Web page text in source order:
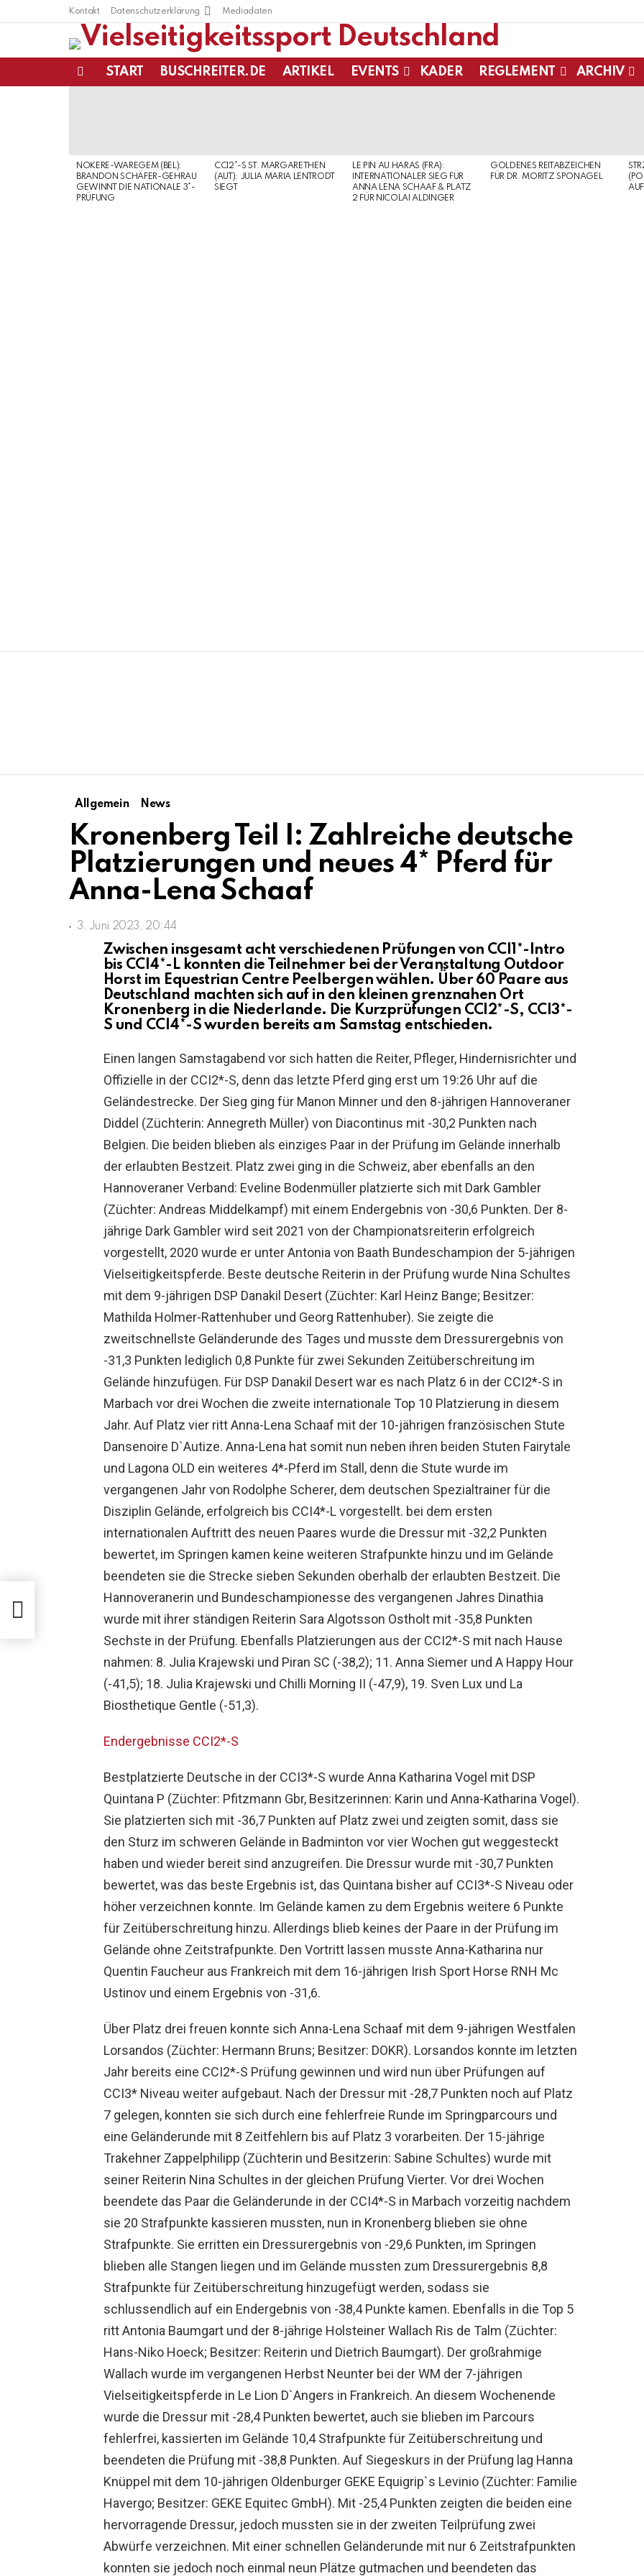
Kontakt Datenschutzerklärung Mediadaten
START BUSCHREITER.DE ARTIKEL EVENTS KADER REGLEMENT ARCHIV
NOKERE-WAREGEM (BEL):
BRANDON SCHÄFER-GEHRAU
GEWINNT DIE NATIONALE 3*-
PRÜFUNG
CCI2*-S ST. MARGARETHEN
(AUT): JULIA MARIA LENTRODT
SIEGT
LE PIN AU HARAS (FRA):
INTERNATIONALER SIEG FÜR
ANNA LENA SCHAAF & PLATZ
2 FÜR NICOLAI ALDINGER
GOLDENES REITABZEICHEN
FÜR DR. MORITZ SPONAGEL
Allgemein News
Kronenberg Teil I: Zahlreiche deutsche
Platzierungen und neues 4* Pferd für
Anna-Lena Schaaf
3. Juni 2023, 20:44
Zwischen insgesamt acht verschiedenen Prüfungen von CCI1*-Intro
bis CCI4*-L konnten die Teilnehmer bei der Veranstaltung Outdoor
Horst im Equestrian Centre Peelbergen wählen. Über 60 Paare aus
Deutschland machten sich auf in den kleinen grenznahen Ort
Kronenberg in die Niederlande. Die Kurzprüfungen CCI2*-S, CCI3*-
S und CCI4*-S wurden bereits am Samstag entschieden.
Einen langen Samstagabend vor sich hatten die Reiter, Pfleger, Hindernisrichter und
Offizielle in der CCI2*-S, denn das letzte Pferd ging erst um 19:26 Uhr auf die
Geländestrecke. Der Sieg ging für Manon Minner und den 8-jährigen Hannoveraner
Diddel (Züchterin: Annegreth Müller) von Diacontinus mit -30,2 Punkten nach
Belgien. Die beiden blieben als einziges Paar in der Prüfung im Gelände innerhalb
der erlaubten Bestzeit. Platz zwei ging in die Schweiz, aber ebenfalls an den
Hannoveraner Verband: Eveline Bodenmüller platzierte sich mit Dark Gambler
(Züchter: Andreas Middelkampf) mit einem Endergebnis von -30,6 Punkten. Der 8-
jährige Dark Gambler wird seit 2021 von der Championatsreiterin erfolgreich
vorgestellt, 2020 wurde er unter Antonia von Baath Bundeschampion der 5-jährigen
Vielseitigkeitspferde. Beste deutsche Reiterin in der Prüfung wurde Nina Schultes
mit dem 9-jährigen DSP Danakil Desert (Züchter: Karl Heinz Bange; Besitzer:
Mathilda Holmer-Rattenhuber und Georg Rattenhuber). Sie zeigte die
zweitschnellste Geländerunde des Tages und musste dem Dressurergebnis von
-31,3 Punkten lediglich 0,8 Punkte für zwei Sekunden Zeitüberschreitung im
Gelände hinzufügen. Für DSP Danakil Desert war es nach Platz 6 in der CCI2*-S in
Marbach vor drei Wochen die zweite internationale Top 10 Platzierung in diesem
Jahr. Auf Platz vier ritt Anna-Lena Schaaf mit der 10-jährigen französischen Stute
Dansenoire D`Autize. Anna-Lena hat somit nun neben ihren beiden Stuten Fairytale
und Lagona OLD ein weiteres 4*-Pferd im Stall, denn die Stute wurde im
vergangenen Jahr von Rodolphe Scherer, dem deutschen Spezialtrainer für die
Disziplin Gelände, erfolgreich bis CCI4*-L vorgestellt. bei dem ersten
internationalen Auftritt des neuen Paares wurde die Dressur mit -32,2 Punkten
bewertet, im Springen kamen keine weiteren Strafpunkte hinzu und im Gelände
beendeten sie die Strecke sieben Sekunden oberhalb der erlaubten Bestzeit. Die
Hannoveranerin und Bundeschampionesse des vergangenen Jahres Dinathia
wurde mit ihrer ständigen Reiterin Sara Algotsson Ostholt mit -35,8 Punkten
Sechste in der Prüfung. Ebenfalls Platzierungen aus der CCI2*-S mit nach Hause
nahmen: 8. Julia Krajewski und Piran SC (-38,2); 11. Anna Siemer und A Happy Hour
(-41,5); 18. Julia Krajewski und Chilli Morning II (-47,9), 19. Sven Lux und La
Biosthetique Gentle (-51,3).
Endergebnisse CCI2*-S
Bestplatzierte Deutsche in der CCI3*-S wurde Anna Katharina Vogel mit DSP
Quintana P (Züchter: Pfitzmann Gbr, Besitzerinnen: Karin und Anna-Katharina Vogel).
Sie platzierten sich mit -36,7 Punkten auf Platz zwei und zeigten somit, dass sie
den Sturz im schweren Gelände in Badminton vor vier Wochen gut weggesteckt
haben und wieder bereit sind anzugreifen. Die Dressur wurde mit -30,7 Punkten
bewertet, was das beste Ergebnis ist, das Quintana bisher auf CCI3*-S Niveau oder
höher verzeichnen konnte. Im Gelände kamen zu dem Ergebnis weitere 6 Punkte
für Zeitüberschreitung hinzu. Allerdings blieb keines der Paare in der Prüfung im
Gelände ohne Zeitstrafpunkte. Den Vortritt lassen musste Anna-Katharina nur
Quentin Faucheur aus Frankreich mit dem 16-jährigen Irish Sport Horse RNH Mc
Ustinov und einem Ergebnis von -31,6.
Über Platz drei freuen konnte sich Anna-Lena Schaaf mit dem 9-jährigen Westfalen
Lorsandos (Züchter: Hermann Bruns; Besitzer: DOKR). Lorsandos konnte im letzten
Jahr bereits eine CCI2*-S Prüfung gewinnen und wird nun über Prüfungen auf
CCI3* Niveau weiter aufgebaut. Nach der Dressur mit -28,7 Punkten noch auf Platz
7 gelegen, konnten sie sich durch eine fehlerfreie Runde im Springparcours und
eine Geländerunde mit 8 Zeitfehlern bis auf Platz 3 vorarbeiten. Der 15-jährige
Trakehner Zappelphilipp (Züchterin und Besitzerin: Sabine Schultes) wurde mit
seiner Reiterin Nina Schultes in der gleichen Prüfung Vierter. Vor drei Wochen
beendete das Paar die Geländerunde in der CCI4*-S in Marbach vorzeitig nachdem
sie 20 Strafpunkte kassieren mussten, nun in Kronenberg blieben sie ohne
Strafpunkte. Sie erritten ein Dressurergebnis von -29,6 Punkten, im Springen
blieben alle Stangen liegen und im Gelände mussten zum Dressurergebnis 8,8
Strafpunkte für Zeitüberschreitung hinzugefügt werden, sodass sie
schlussendlich auf ein Endergebnis von -38,4 Punkte kamen. Ebenfalls in die Top 5
ritt Antonia Baumgart und der 8-jährige Holsteiner Wallach Ris de Talm (Züchter:
Hans-Niko Hoeck; Besitzer: Reiterin und Dietrich Baumgart). Der großrahmige
Wallach wurde im vergangenen Herbst Neunter bei der WM der 7-jährigen
Vielseitigkeitspferde in Le Lion D`Angers in Frankreich. An diesem Wochenende
wurde die Dressur mit -28,4 Punkten bewertet, auch sie blieben im Parcours
fehlerfrei, kassierten im Gelände 10,4 Strafpunkte für Zeitüberschreitung und
beendeten die Prüfung mit -38,8 Punkten. Auf Siegeskurs in der Prüfung lag Hanna
Knüppel mit dem 10-jährigen Oldenburger GEKE Equigrip`s Levinio (Züchter: Familie
Havergo; Besitzer: GEKE Equitec GmbH). Mit -25,4 Punkten zeigten die beiden eine
hervorragende Dressur, jedoch mussten sie in der zweiten Teilprüfung zwei
Abwürfe verzeichnen. Mit einer schnellen Geländerunde mit nur 6 Zeitstrafpunkten
konnten sie jedoch noch einmal neun Plätze gutmachen und beendeten das